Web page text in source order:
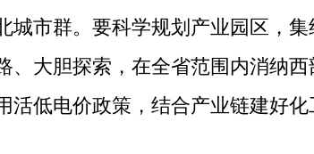
城市群。要科学规划产业园区，
、大胆探索，在全省范围内消纳
活低电价政策，结合产业链建好化